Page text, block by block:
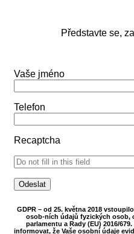
Představte se,
Vaše jméno
Telefon
Recaptcha
GDPR – od 25. května 2018
osob-ních údajů fyzických osob,
parlamentu a Rady (EU) 2016/
informovat, že Vaše osobní údaje